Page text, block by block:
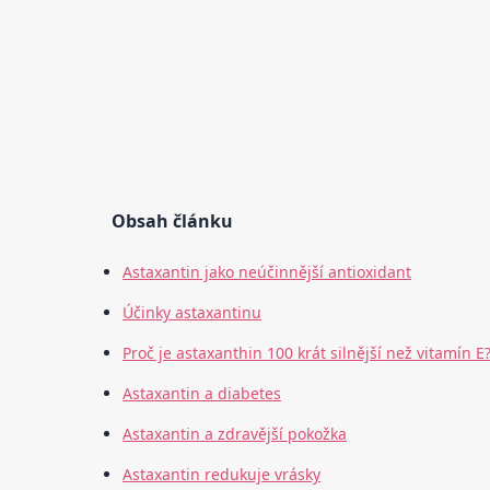
Obsah článku
Astaxantin jako neúčinnější antioxidant
Účinky astaxantinu
Proč je astaxanthin 100 krát silnější než vitamín
Astaxantin a diabetes
Astaxantin a zdravější pokožka
Astaxantin redukuje vrásky